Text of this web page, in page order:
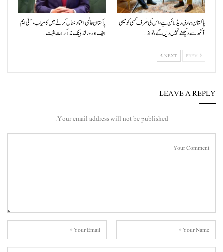
پاکستان ہماری ریڈ لائن ہے، اس کی طرف کسی کو میلی
آنکھ سے دیکھنے نہیں دیں گے، نواز…
پاکستان عالمی اعتماد بحال کرنے میں کامیاب، آئی ایم
ایف اور ورلڈ بینک مذاکرات مثبت…
NEXT
LEAVE A REPLY
Your email address will not be published.